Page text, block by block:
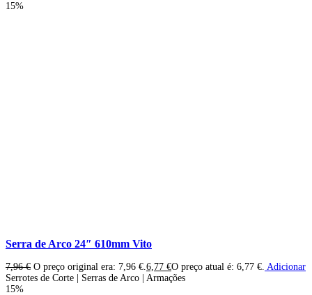
15%
Serra de Arco 24″ 610mm Vito
7,96€ O preço original era: 7,96 €. 6,77 €O preço atual é: 6,77 €. Adicionar
Serrotes de Corte | Serras de Arco | Armações
15%